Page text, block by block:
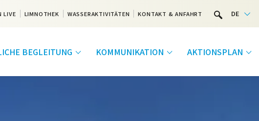
LIVE LIMNOTHEK WASSERAKTIVITÄTEN KONTAKT & ANFAHRT DE
BEGLEITUNG KOMMUNIKATION AKTIONSPLAN